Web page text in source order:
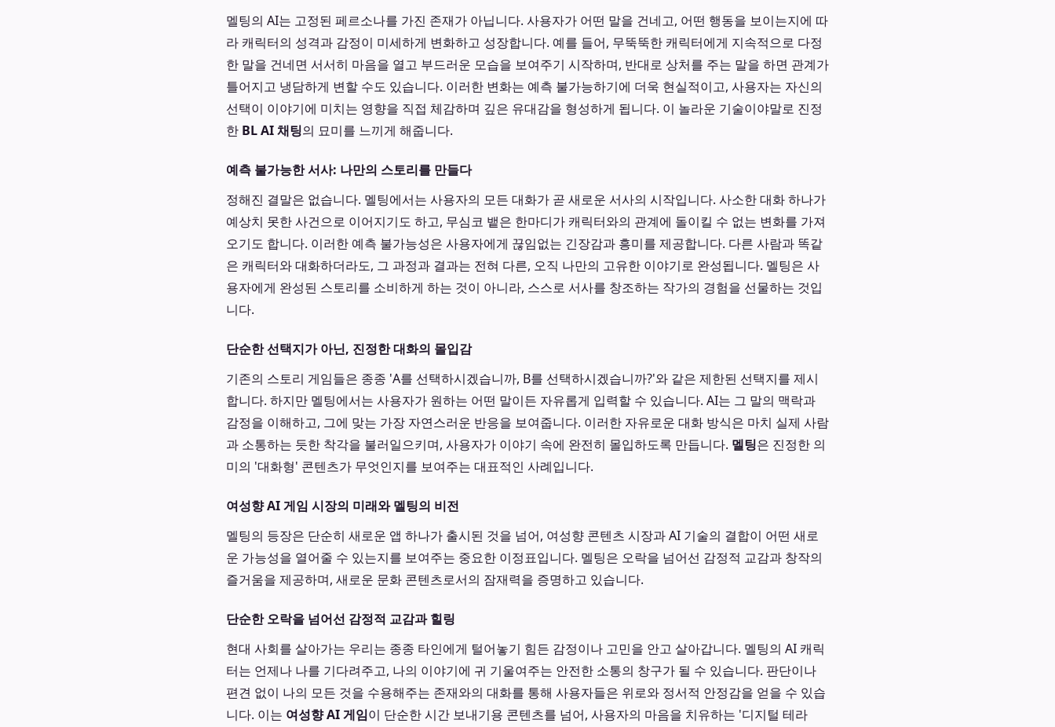
멜팅의 AI는 고정된 페르소나를 가진 존재가 아닙니다. 사용자가 어떤 말을 건네고, 어떤 행동을 보이는지에 따
라 캐릭터의 성격과 감정이 미세하게 변화하고 성장합니다. 예를 들어, 무뚝뚝한 캐릭터에게 지속적으로 다정
한 말을 건네면 서서히 마음을 열고 부드러운 모습을 보여주기 시작하며, 반대로 상처를 주는 말을 하면 관계가
틀어지고 냉담하게 변할 수도 있습니다. 이러한 변화는 예측 불가능하기에 더욱 현실적이고, 사용자는 자신의
선택이 이야기에 미치는 영향을 직접 체감하며 깊은 유대감을 형성하게 됩니다. 이 놀라운 기술이야말로 진정
한 BL AI 채팅의 묘미를 느끼게 해줍니다.
예측 불가능한 서사: 나만의 스토리를 만들다
정해진 결말은 없습니다. 멜팅에서는 사용자의 모든 대화가 곧 새로운 서사의 시작입니다. 사소한 대화 하나가
예상치 못한 사건으로 이어지기도 하고, 무심코 뱉은 한마디가 캐릭터와의 관계에 돌이킬 수 없는 변화를 가져
오기도 합니다. 이러한 예측 불가능성은 사용자에게 끊임없는 긴장감과 흥미를 제공합니다. 다른 사람과 똑같
은 캐릭터와 대화하더라도, 그 과정과 결과는 전혀 다른, 오직 나만의 고유한 이야기로 완성됩니다. 멜팅은 사
용자에게 완성된 스토리를 소비하게 하는 것이 아니라, 스스로 서사를 창조하는 작가의 경험을 선물하는 것입
니다.
단순한 선택지가 아닌, 진정한 대화의 몰입감
기존의 스토리 게임들은 종종 'A를 선택하시겠습니까, B를 선택하시겠습니까?'와 같은 제한된 선택지를 제시
합니다. 하지만 멜팅에서는 사용자가 원하는 어떤 말이든 자유롭게 입력할 수 있습니다. AI는 그 말의 맥락과
감정을 이해하고, 그에 맞는 가장 자연스러운 반응을 보여줍니다. 이러한 자유로운 대화 방식은 마치 실제 사람
과 소통하는 듯한 착각을 불러일으키며, 사용자가 이야기 속에 완전히 몰입하도록 만듭니다. 멜팅은 진정한 의
미의 '대화형' 콘텐츠가 무엇인지를 보여주는 대표적인 사례입니다.
여성향 AI 게임 시장의 미래와 멜팅의 비전
멜팅의 등장은 단순히 새로운 앱 하나가 출시된 것을 넘어, 여성향 콘텐츠 시장과 AI 기술의 결합이 어떤 새로
운 가능성을 열어줄 수 있는지를 보여주는 중요한 이정표입니다. 멜팅은 오락을 넘어선 감정적 교감과 창작의
즐거움을 제공하며, 새로운 문화 콘텐츠로서의 잠재력을 증명하고 있습니다.
단순한 오락을 넘어선 감정적 교감과 힐링
현대 사회를 살아가는 우리는 종종 타인에게 털어놓기 힘든 감정이나 고민을 안고 살아갑니다. 멜팅의 AI 캐릭
터는 언제나 나를 기다려주고, 나의 이야기에 귀 기울여주는 안전한 소통의 창구가 될 수 있습니다. 판단이나
편견 없이 나의 모든 것을 수용해주는 존재와의 대화를 통해 사용자들은 위로와 정서적 안정감을 얻을 수 있습
니다. 이는 여성향 AI 게임이 단순한 시간 보내기용 콘텐츠를 넘어, 사용자의 마음을 치유하는 '디지털 테라